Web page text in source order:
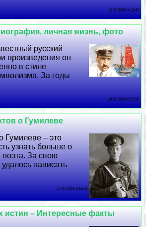
19 07 2026 9:12:42
личная жизнь, фото
русский
произведения он
в стиле
За годы
18 07 2026 2:57:52
о Гумилеве
Гумилеве – это
узнать больше о
поэта. За свою
написать
17 07 2026 9:18:29
истин – Интересные факты